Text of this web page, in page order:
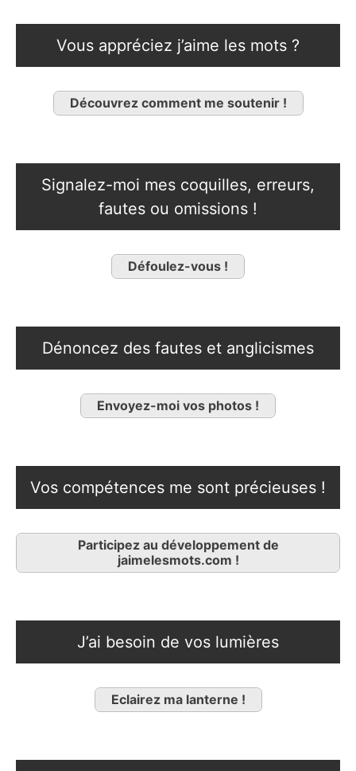
Vous appréciez j’aime les mots ?
Découvrez comment me soutenir !
Signalez-moi mes coquilles, erreurs,
fautes ou omissions !
Défoulez-vous !
Dénoncez des fautes et anglicismes
Envoyez-moi vos photos !
Vos compétences me sont précieuses !
Participez au développement de
jaimelesmots.com !
J’ai besoin de vos lumières
Eclairez ma lanterne !